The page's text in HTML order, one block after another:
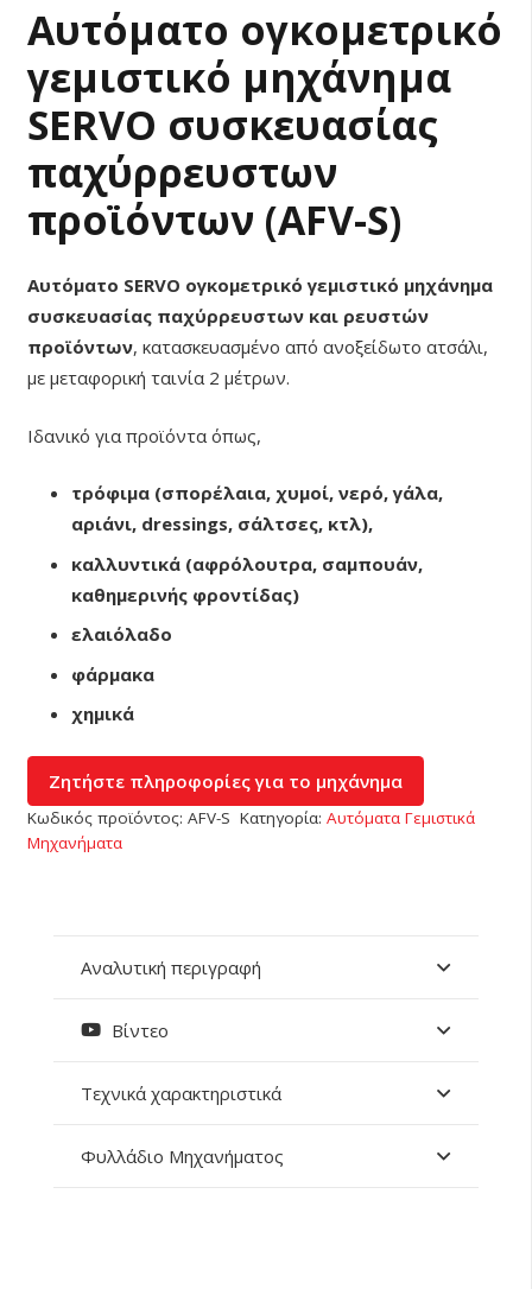
Αυτόματο ογκομετρικό
γεμιστικό μηχάνημα
SERVO συσκευασίας
παχύρρευστων
προϊόντων (AFV-S)
Αυτόματο SERVO ογκομετρικό γεμιστικό μηχάνημα
συσκευασίας παχύρρευστων και ρευστών
προϊόντων, κατασκευασμένο από ανοξείδωτο ατσάλι,
με μεταφορική ταινία 2 μέτρων.
Ιδανικό για προϊόντα όπως,
τρόφιμα (σπορέλαια, χυμοί, νερό, γάλα,
αριάνι, dressings, σάλτσες, κτλ),
καλλυντικά (αφρόλουτρα, σαμπουάν,
καθημερινής φροντίδας)
ελαιόλαδο
φάρμακα
χημικά
Κωδικός προϊόντος: AFV-S Κατηγορία: Αυτόματα Γεμιστικά
Μηχανήματα
Αναλυτική περιγραφή
Βίντεο
Τεχνικά χαρακτηριστικά
Φυλλάδιο Μηχανήματος